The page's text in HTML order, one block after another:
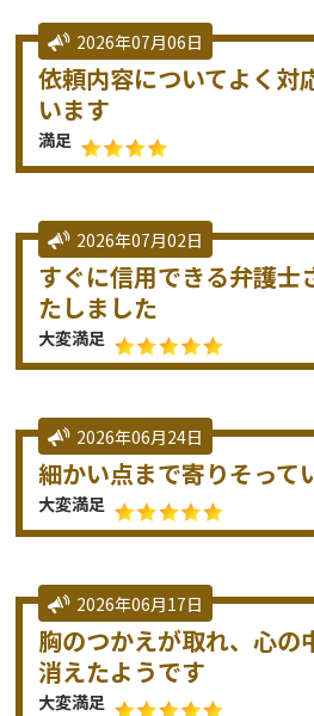
2026年07月06日
依頼内容についてよく対
います
満足
2026年07月02日
すぐに信用できる弁護士
たしました
大変満足
2026年06月24日
細かい点まで寄りそって
大変満足
2026年06月17日
胸のつかえが取れ、心の
消えたようです
大変満足